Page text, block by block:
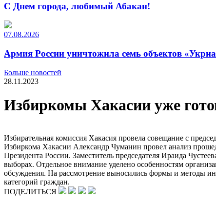
С Днем города, любимый Абакан!
07.08.2026
Армия России уничтожила семь объектов
Больше новостей
28.11.2023
Избиркомы Хакасии уже
Избирательная комиссия Хакасия провела совещание с
Избиркома Хакасии Александр Чуманин провел анализ
Президента России. Заместитель председателя Ираида
выборах. Отдельное внимание уделено особенностям
обсуждения. На рассмотрение выносились формы и методы
категорий граждан.
ПОДЕЛИТЬСЯ